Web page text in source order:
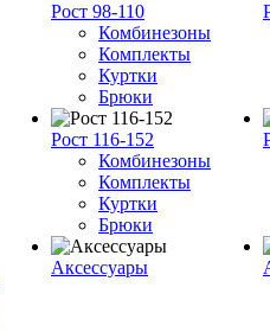
Рост 98-110
Комбинезоны
Комплекты
Куртки
Брюки
Рост 116-152
Комбинезоны
Комплекты
Куртки
Брюки
Аксессуары